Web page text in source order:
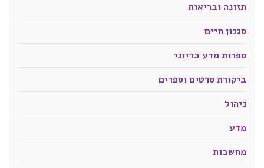
תזונה ובריאות
סגנון חיים
ספרות מדע בדיוני
ביקורת סרטים וספרים
ניהול
מדע
מחשבות